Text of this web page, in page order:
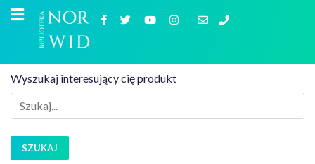
Wyszukaj interesujący cię produkt
SZUKAJ